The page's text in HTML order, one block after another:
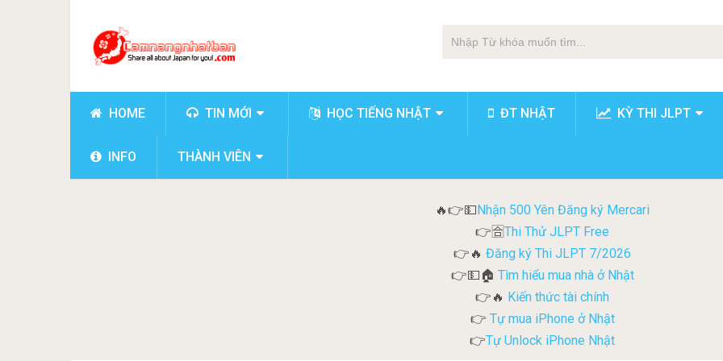
HOME TIN MỚI HỌC TIẾNG NHẬT ĐT NHẬT KỲ THI JLPT
INFO THÀNH VIÊN
🔥👉💵Nhận 500 Yên Đăng ký Mercari
👉🈴Thi Thử JLPT Free
👉🔥 Đăng ký Thi JLPT 7/2026
👉💵🏠 Tìm hiểu mua nhà ở Nhật
👉🔥 Kiến thức tài chính
👉 Tự mua iPhone ở Nhật
👉Tự Unlock iPhone Nhật